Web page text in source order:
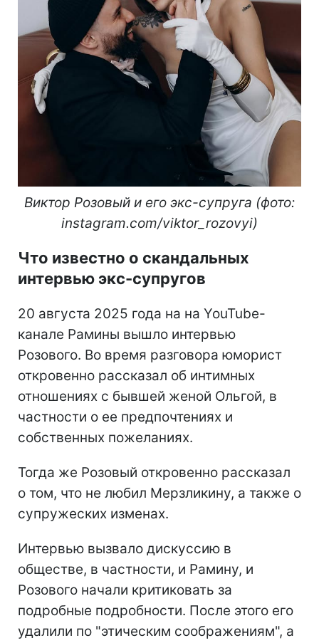
Виктор Розовый и его экс-супруга (фото:
instagram.com/viktor_rozovyi)
Что известно о скандальных
интервью экс-супругов
20 августа 2025 года на на YouTube-
канале Рамины вышло интервью
Розового. Во время разговора юморист
откровенно рассказал об интимных
отношениях с бывшей женой Ольгой, в
частности о ее предпочтениях и
собственных пожеланиях.
Тогда же Розовый откровенно рассказал
о том, что не любил Мерзликину, а также о
супружеских изменах.
Интервью вызвало дискуссию в
обществе, в частности, и Рамину, и
Розового начали критиковать за
подробные подробности. После этого его
удалили по "этическим соображениям", а